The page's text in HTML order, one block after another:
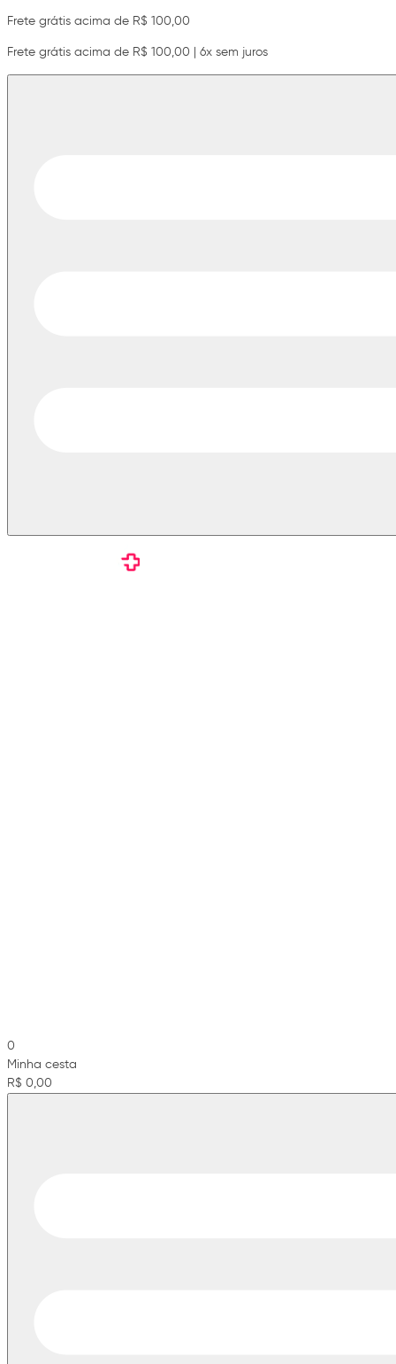
Frete grátis acima de R$ 100,00
Frete grátis acima de R$ 100,00 | 6x sem juros
0
Minha cesta
R$ 0,00